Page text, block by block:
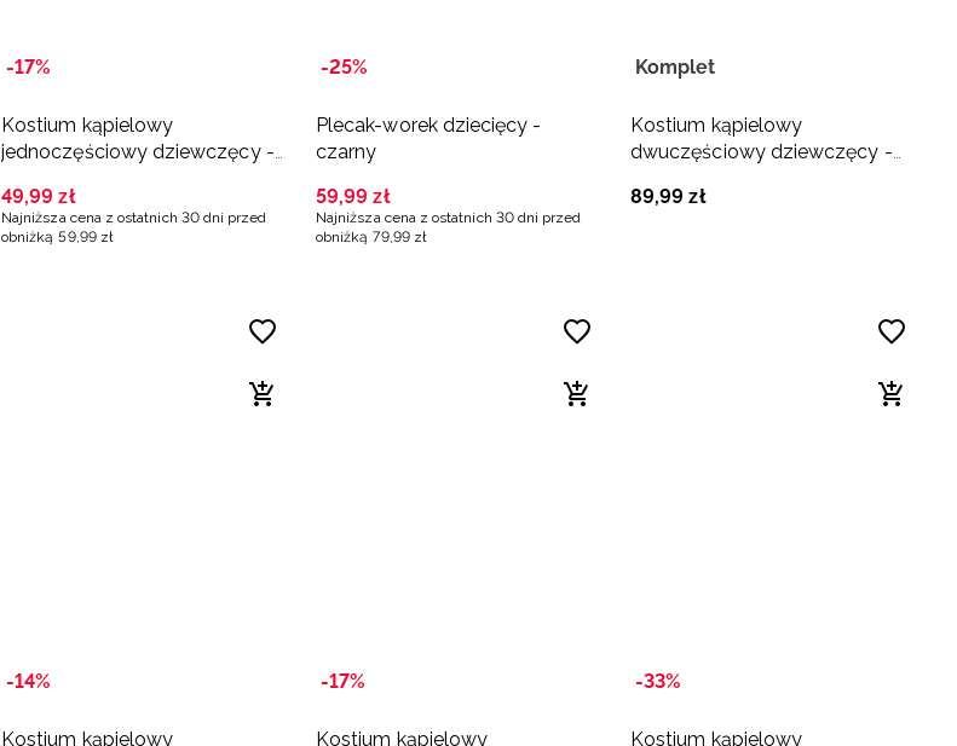
-17%
Kostium kąpielowy
jednoczęściowy dziewczęcy -
49,99 zł
Najniższa cena z ostatnich 30 dni przed
obniżką 59, 99 zł
-25%
Plecak-worek dziecięcy -
czarny
59,99 zł
Najniższa cena z ostatnich 30 dni przed
obniżką 79, 99 zł
Komplet
Kostium kąpielowy
dwuczęściowy dziewczęcy -
89,99 zł
-14%
Kostium kąpielowy
-17%
Kostium kąpielowy
-33%
Kostium kąpielowy